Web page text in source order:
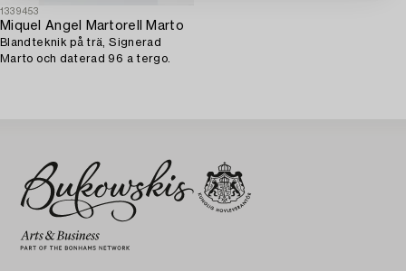
1339453
Miquel Angel Martorell Marto
Blandteknik på trä, Signerad
Marto och daterad 96 a tergo.